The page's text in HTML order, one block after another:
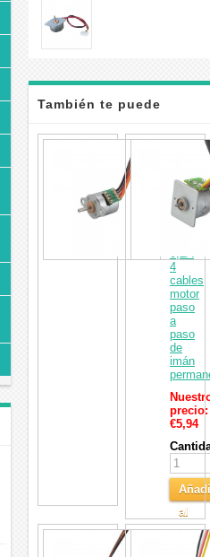
También te puede
interesar
paso
PM
18
grados
0,2A
4
cables
motor
paso
a
paso
de
imán
precio:
€5,94
al
Motor